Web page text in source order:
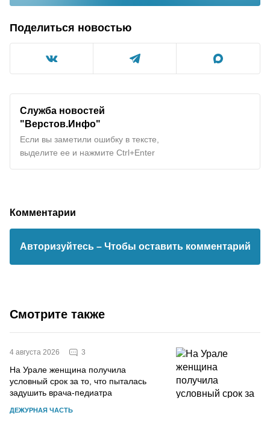
Поделиться новостью
Служба новостей
"Верстов.Инфо"
Если вы заметили ошибку в тексте,
выделите ее и нажмите Ctrl+Enter
Комментарии
Авторизуйтесь – Чтобы оставить комментарий
Смотрите также
4 августа 2026 3
На Урале женщина получила
условный срок за то, что пыталась
задушить врача-педиатра
ДЕЖУРНАЯ ЧАСТЬ